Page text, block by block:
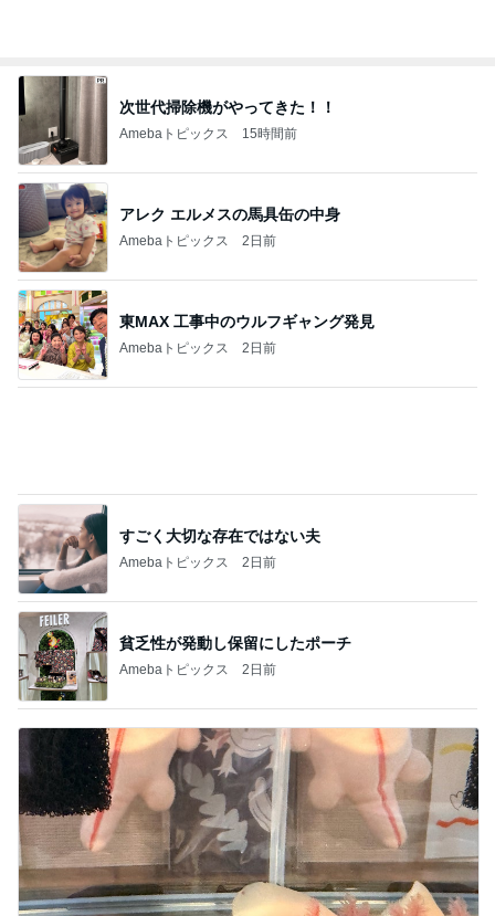
東MAX 工事中のウルフギャング発見
Amebaトピックス 2日前
すごく大切な存在ではない夫
Amebaトピックス 2日前
日に日に成長を感じる毎日の癒し
Amebaトピックス 2日前
記事を読む